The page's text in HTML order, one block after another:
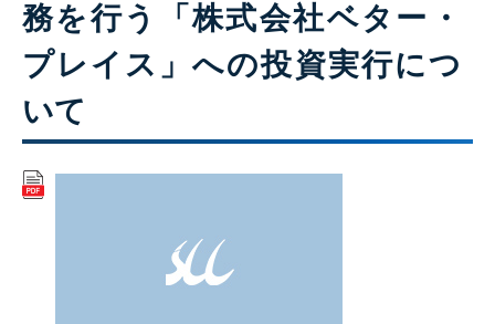
務を行う「株式会社ベター・
プレイス」への投資実行につ
いて